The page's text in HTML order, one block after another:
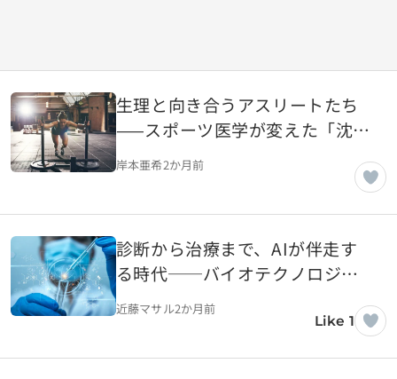
生理と向き合うアスリートたち
——スポーツ医学が変えた「沈黙
のタブー」
岸本亜希2か月前
診断から治療まで、AIが伴走す
る時代──バイオテクノロジー
との融合が加速する理由
近藤マサル2か月前
Like 1